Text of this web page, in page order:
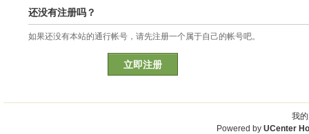
还没有注册吗？
如果还没有本站的通行帐号，请先注册一个属于自己的帐号吧。
立即注册
我
Powered by UCenter